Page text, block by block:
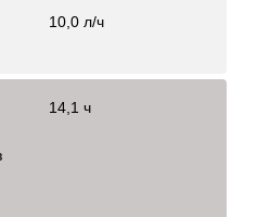
10,0 л/ч
14,1 ч